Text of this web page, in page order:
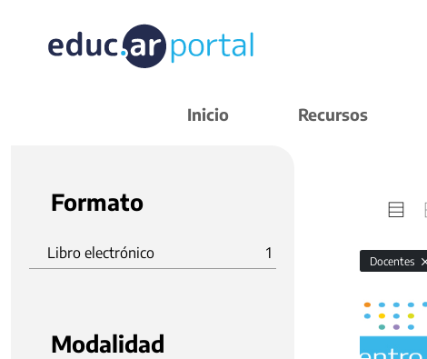
Inicio Recursos
Formato
Libro electrónico 1
Modalidad
Docentes